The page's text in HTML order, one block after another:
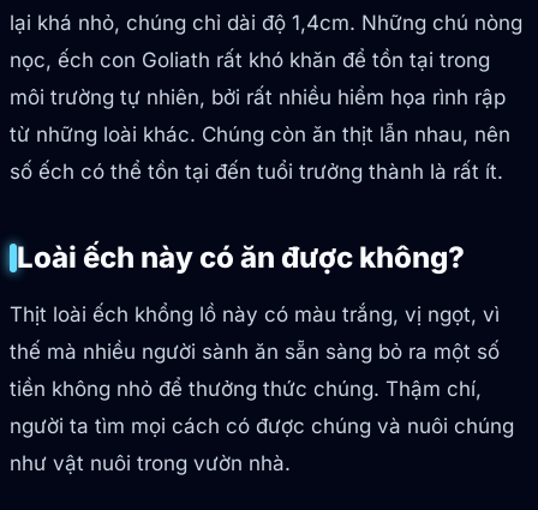
lại khá nhỏ, chúng chỉ dài độ 1,4cm. Những chú nòng
nọc, ếch con Goliath rất khó khăn để tồn tại trong
môi trường tự nhiên, bởi rất nhiều hiểm họa rình rập
từ những loài khác. Chúng còn ăn thịt lẫn nhau, nên
số ếch có thể tồn tại đến tuổi trưởng thành là rất ít.
Loài ếch này có ăn được không?
Thịt loài ếch khổng lồ này có màu trắng, vị ngọt, vì
thế mà nhiều người sành ăn sẵn sàng bỏ ra một số
tiền không nhỏ để thưởng thức chúng. Thậm chí,
người ta tìm mọi cách có được chúng và nuôi chúng
như vật nuôi trong vườn nhà.